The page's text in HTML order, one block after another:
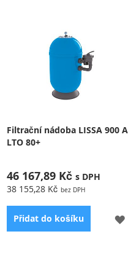
Filtrační nádoba LISSA 900 A
LTO 80+
46 167,89 Kč
38 155,28 Kč
Přidat do košíku